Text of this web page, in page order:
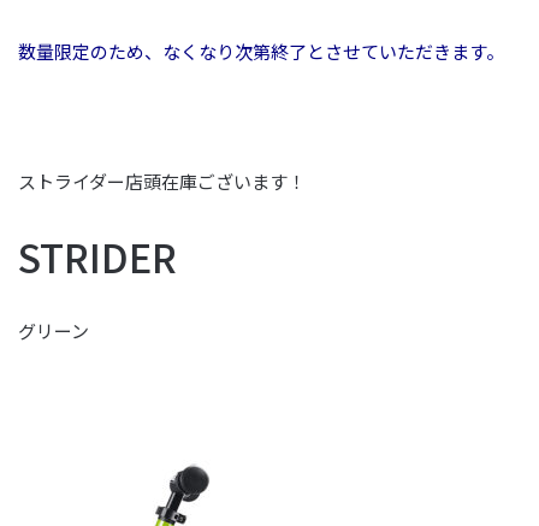
数量限定のため、なくなり次第終了とさせていただきます。
ストライダー店頭在庫ございます！
STRIDER
グリーン